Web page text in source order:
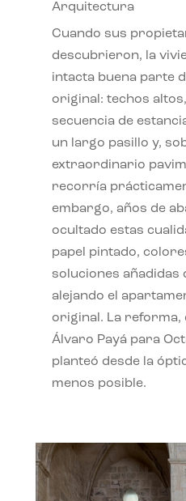
Arquitectura
Cuando sus
descubrieron, la
intacta buena parte
original: techos
secuencia de
un largo pasillo y,
extraordinario
recorría
embargo, años de
ocultado estas
papel pintado,
soluciones añadidas
alejando el
original. La
Álvaro Payá para
planteó desde la
menos posible.